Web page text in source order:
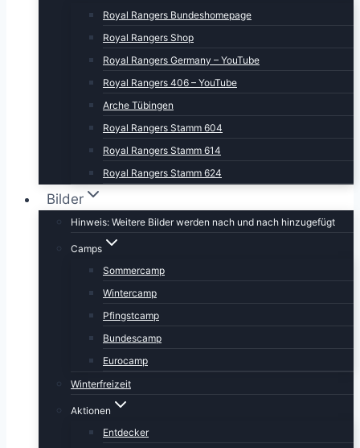
Royal Rangers Bundeshomepage
Royal Rangers Shop
Royal Rangers Germany – YouTube
Royal Rangers 406 – YouTube
Arche Tübingen
Royal Rangers Stamm 604
Royal Rangers Stamm 614
Royal Rangers Stamm 624
Bilder
Hinweis: Weitere Bilder werden nach und nach hinzugefügt
Camps
Sommercamp
Wintercamp
Pfingstcamp
Bundescamp
Eurocamp
Winterfreizeit
Aktionen
Entdecker